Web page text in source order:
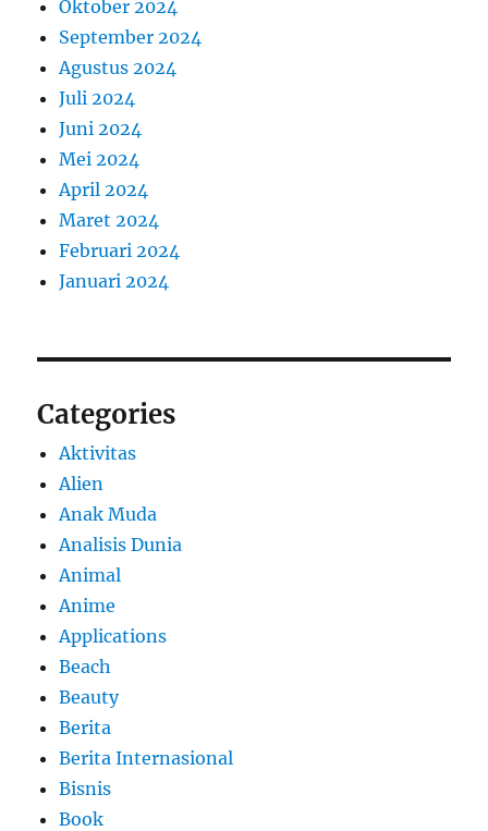
Oktober 2024
September 2024
Agustus 2024
Juli 2024
Juni 2024
Mei 2024
April 2024
Maret 2024
Februari 2024
Januari 2024
Categories
Aktivitas
Alien
Anak Muda
Analisis Dunia
Animal
Anime
Applications
Beach
Beauty
Berita
Berita Internasional
Bisnis
Book